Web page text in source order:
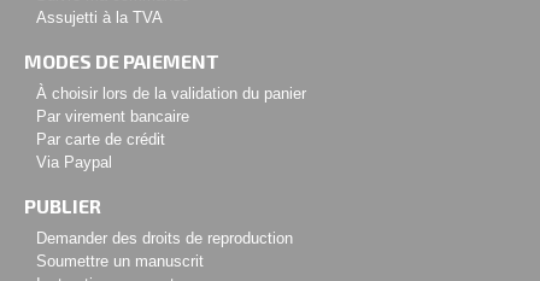
Assujetti à la TVA
MODES DE PAIEMENT
À choisir lors de la validation du panier
Par virement bancaire
Par carte de crédit
Via Paypal
PUBLIER
Demander des droits de reproduction
Soumettre un manuscrit